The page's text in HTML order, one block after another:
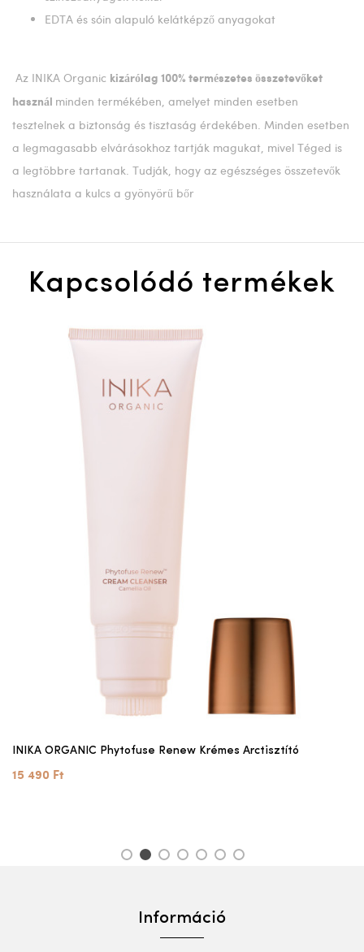
EDTA és sóin alapuló kelátképző anyagokat
Az INIKA Organic kizárólag 100% természetes összetevőket
használ minden termékében, amelyet minden esetben
tesztelnek a biztonság és tisztaság érdekében. Minden esetben
a legmagasabb elvárásokhoz tartják magukat, mivel Téged is
a legtöbbre tartanak. Tudják, hogy az egészséges összetevők
használata a kulcs a gyönyörű bőr
Kapcsolódó termékek
INIKA ORGANIC Phytofuse Renew Krémes Arctisztító
15 490 Ft
1 2 3 4 5 6 7
Információ